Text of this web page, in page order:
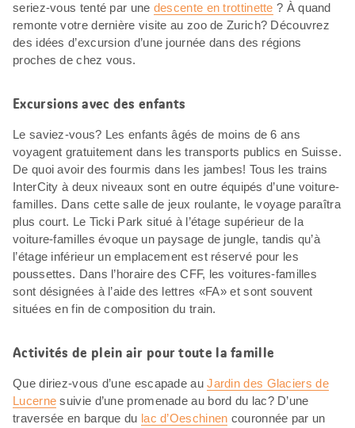
seriez-vous tenté par une descente en trottinette ? À quand
remonte votre dernière visite au zoo de Zurich? Découvrez
des idées d’excursion d’une journée dans des régions
proches de chez vous.
Excursions avec des enfants
Le saviez-vous? Les enfants âgés de moins de 6 ans
voyagent gratuitement dans les transports publics en Suisse.
De quoi avoir des fourmis dans les jambes! Tous les trains
InterCity à deux niveaux sont en outre équipés d’une voiture-
familles. Dans cette salle de jeux roulante, le voyage paraîtra
plus court. Le Ticki Park situé à l’étage supérieur de la
voiture-familles évoque un paysage de jungle, tandis qu’à
l’étage inférieur un emplacement est réservé pour les
poussettes. Dans l’horaire des CFF, les voitures-familles
sont désignées à l’aide des lettres «FA» et sont souvent
situées en fin de composition du train.
Activités de plein air pour toute la famille
Que diriez-vous d’une escapade auJardin des Glaciers de
Lucerne suivie d’une promenade au bord du lac? D’une
traversée en barque du lac d’Oeschinen couronnée par un